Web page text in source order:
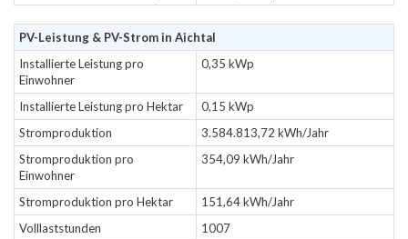
PV-Leistung & PV-Strom in Aichtal
Installierte Leistung pro
Einwohner
0,35 kWp
Installierte Leistung pro Hektar
0,15 kWp
Stromproduktion
3.584.813,72 kWh/Jahr
Stromproduktion pro
Einwohner
354,09 kWh/Jahr
Stromproduktion pro Hektar
151,64 kWh/Jahr
Volllaststunden
1007